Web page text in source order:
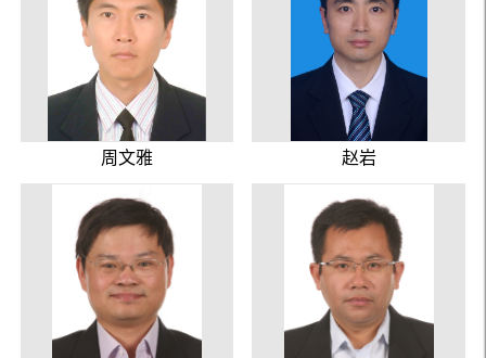
周文雅 赵岩